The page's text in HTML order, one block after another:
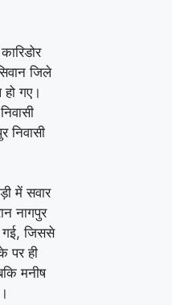
जिले
गए।
निवासी
में सवार
नागपुर
गई, जिससे
पर ही
मनीष